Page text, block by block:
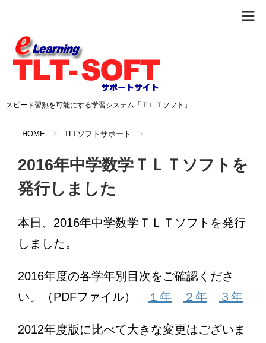
スピード習熟を可能にする学習システム「ＴＬＴソフト」
HOME > TLTソフトサポート >
2016年中学数学ＴＬＴソフトを
発行しました
本日、2016年中学数学ＴＬＴソフトを発行
しました。
2016年度の各学年別目次をご確認くださ
い。（PDFファイル）
１年 ２年 ３年
2012年度版に比べて大きな変更はございま